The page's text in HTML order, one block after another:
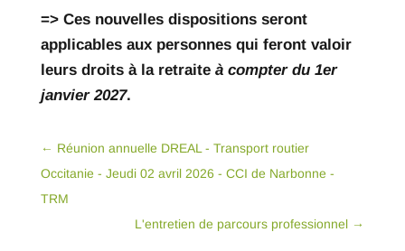
=> Ces nouvelles dispositions seront
applicables aux personnes qui feront valoir
leurs droits à la retraite à compter du 1er
janvier 2027.
← Réunion annuelle DREAL - Transport routier
Occitanie - Jeudi 02 avril 2026 - CCI de Narbonne -
TRM
L'entretien de parcours professionnel →